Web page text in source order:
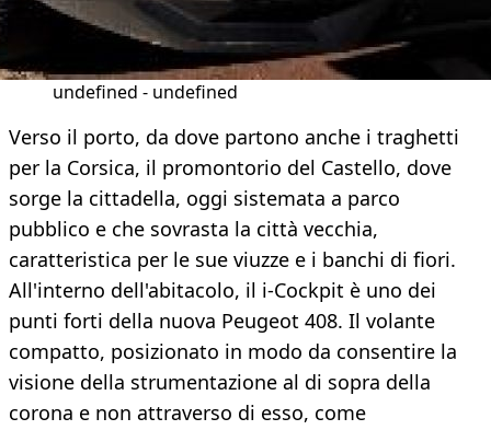
undefined - undefined
Verso il porto, da dove partono anche i traghetti
per la Corsica, il promontorio del Castello, dove
sorge la cittadella, oggi sistemata a parco
pubblico e che sovrasta la città vecchia,
caratteristica per le sue viuzze e i banchi di fiori.
All'interno dell'abitacolo, il i-Cockpit è uno dei
punti forti della nuova Peugeot 408. Il volante
compatto, posizionato in modo da consentire la
visione della strumentazione al di sopra della
corona e non attraverso di esso, come